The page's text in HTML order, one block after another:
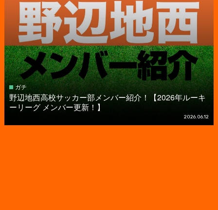
ガチ
野辺地西高校サッカー部メンバー紹介！【2026年ルーキ
ーリーグ メンバー更新！】
2026.06.12